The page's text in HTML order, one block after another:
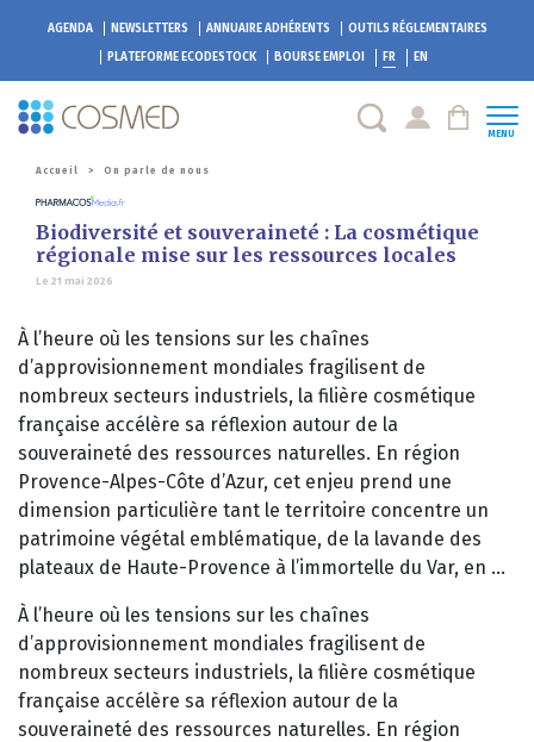
AGENDA NEWSLETTERS ANNUAIRE ADHÉRENTS
OUTILS RÉGLEMENTAIRES
PLATEFORME ECODESTOCK BOURSE EMPLOI FR EN
MENU
Accueil > On parle de nous
Biodiversité et souveraineté : La cosmétique
régionale mise sur les ressources locales
Le 21 mai 2026
À l’heure où les tensions sur les chaînes
d’approvisionnement mondiales fragilisent de
nombreux secteurs industriels, la filière cosmétique
française accélère sa réflexion autour de la
souveraineté des ressources naturelles. En région
Provence-Alpes-Côte d’Azur, cet enjeu prend une
dimension particulière tant le territoire concentre un
patrimoine végétal emblématique, de la lavande des
plateaux de Haute-Provence à l’immortelle du Var, en …
À l’heure où les tensions sur les chaînes
d’approvisionnement mondiales fragilisent de
nombreux secteurs industriels, la filière cosmétique
française accélère sa réflexion autour de la
souveraineté des ressources naturelles. En région